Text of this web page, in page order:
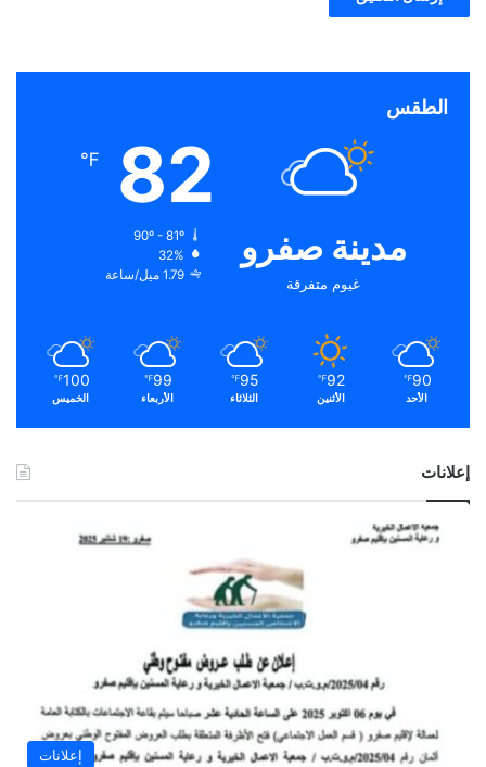
الطقس
مدينة صفرو
غيوم متفرقة
82
℉
90º - 81º
32%
1.79 ميل/ساعة
90
℉
الأحد
92
℉
الأثنين
95
℉
الثلاثاء
99
℉
الأربعاء
100
℉
الخميس
إعلانات
إعلانات